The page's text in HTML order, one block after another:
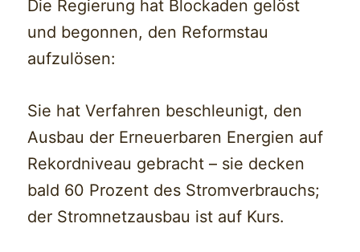
Die Regierung hat Blockaden gelöst
und begonnen, den Reformstau
aufzulösen:
Sie hat Verfahren beschleunigt, den
Ausbau der Erneuerbaren Energien auf
Rekordniveau gebracht – sie decken
bald 60 Prozent des Stromverbrauchs;
der Stromnetzausbau ist auf Kurs.